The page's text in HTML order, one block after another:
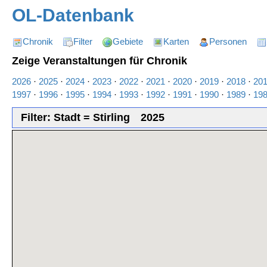
OL-Datenbank
Chronik Filter Gebiete Karten Personen
Zeige Veranstaltungen für Chronik
2026 · 2025 · 2024 · 2023 · 2022 · 2021 · 2020 · 2019 · 2018 ·
1997 · 1996 · 1995 · 1994 · 1993 · 1992 · 1991 · 1990 · 1989 ·
Filter: Stadt = Stirling 2025